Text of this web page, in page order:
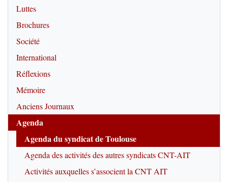
Luttes
Brochures
Société
International
Réflexions
Mémoire
Anciens Journaux
Agenda
Agenda du syndicat de Toulouse
Agenda des activités des autres syndicats CNT-AIT
Activités auxquelles s’associent la CNT AIT